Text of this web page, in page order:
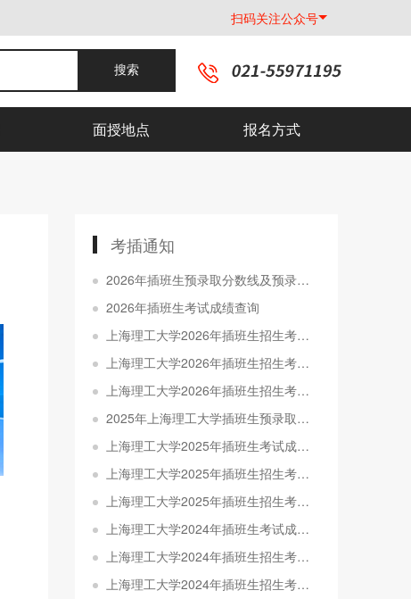
扫码关注公众号
搜索
面授地点 报名方式
考插通知
2026年插班生预录取分数线及预录取名单公示
2026年插班生考试成绩查询
上海理工大学2026年插班生招生考试准考证打印通知
上海理工大学2026年插班生招生考试考场规则
上海理工大学2026年插班生招生考试初审结果查询通知
2025年上海理工大学插班生预录取分数线及预录取名单公示
上海理工大学2025年插班生考试成绩查询及复核通知
上海理工大学2025年插班生招生考试准考证打印通知
上海理工大学2025年插班生招生考试考场规则
上海理工大学2024年插班生考试成绩查询及复核通知
上海理工大学2024年插班生招生考试准考证打印通知
上海理工大学2024年插班生招生考试考场规则